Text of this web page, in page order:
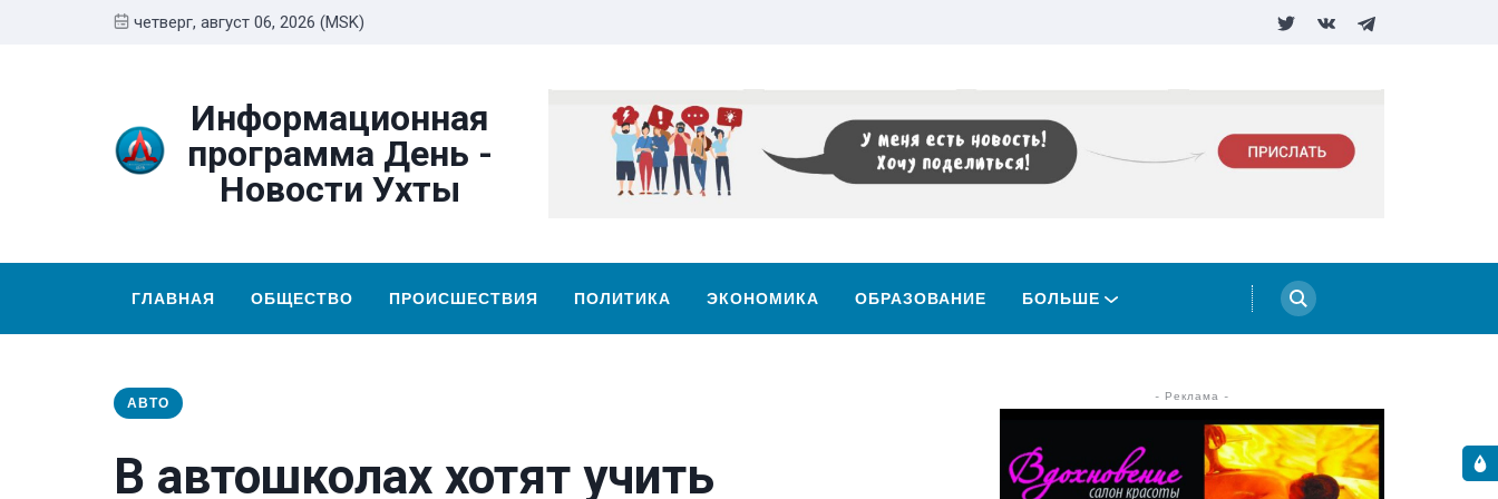
четверг, август 06, 2026 (MSK)
Информационная
программа День -
Новости Ухты
ГЛАВНАЯ ОБЩЕСТВО ПРОИСШЕСТВИЯ ПОЛИТИКА ЭКОНОМИКА ОБРАЗОВАНИЕ БОЛЬШЕ
АВТО
В автошколах хотят учить
- Реклама -